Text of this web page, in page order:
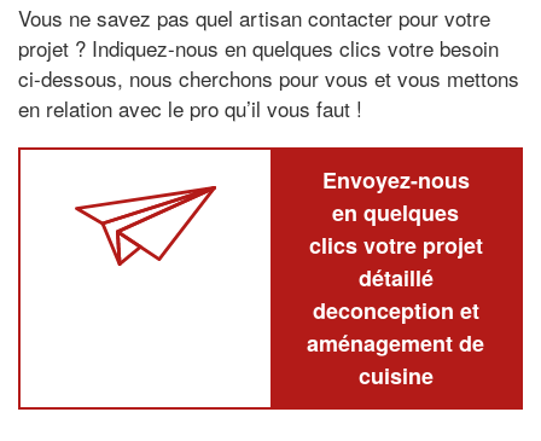
Vous ne savez pas quel artisan contacter pour votre
projet ? Indiquez-nous en quelques clics votre besoin
ci-dessous, nous cherchons pour vous et vous mettons
en relation avec le pro qu’il vous faut !
Envoyez-nous
en quelques
clics votre projet
détaillé
deconception et
aménagement de
cuisine